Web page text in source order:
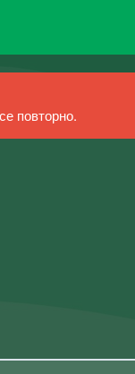
повторно.